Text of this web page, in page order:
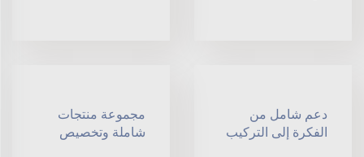
دعم شامل من
الفكرة إلى التركيب
مجموعة منتجات
شاملة وتخصيص